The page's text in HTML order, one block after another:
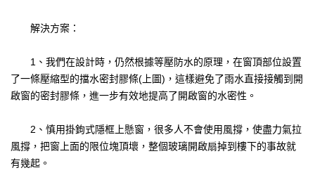
解決方案：
1、我們在設計時，仍然根據等壓防水的原理，在窗頂部位設置
了一條壓縮型的擋水密封膠條(上圖)，這樣避免了雨水直接接觸到開
啟窗的密封膠條，進一步有效地提高了開啟窗的水密性。
2、慎用掛鉤式隱框上懸窗，很多人不會使用風撐，使盡力氣拉
風撐，把窗上面的限位塊頂壞，整個玻璃開啟扇掉到樓下的事故就
有幾起。